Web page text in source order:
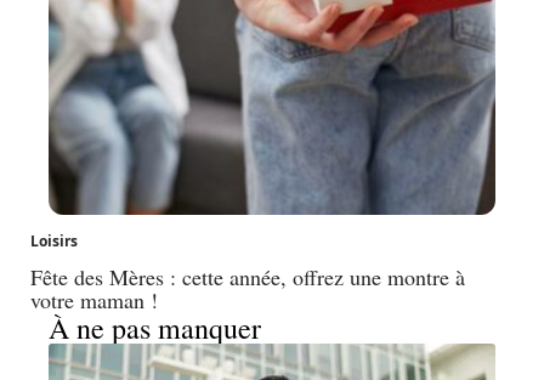
Loisirs
Fête des Mères : cette année, offrez une montre à
votre maman !
À ne pas manquer